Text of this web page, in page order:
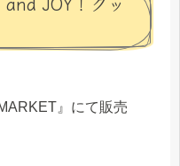
』にて販売